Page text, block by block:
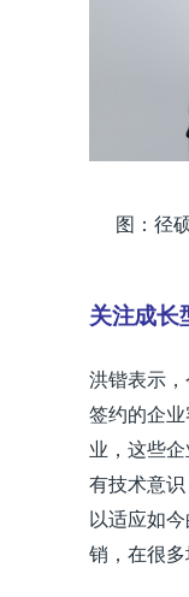
图：径
关注成长
洪锴表示，
签约的企
业，这些
有技术意
以适应如
销，在很